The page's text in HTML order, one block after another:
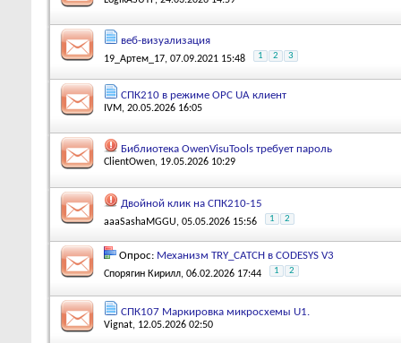
веб-визуализация
19_Артем_17, 07.09.2021 15:48 1 2 3
СПК210 в режиме OPC UA клиент
IVM, 20.05.2026 16:05
Библиотека OwenVisuTools требует пароль
ClientOwen, 19.05.2026 10:29
Двойной клик на СПК210-15
aaaSashaMGGU, 05.05.2026 15:56 1 2
Опрос: Механизм TRY_CATCH в CODESYS V3
Спорягин Кирилл, 06.02.2026 17:44 1 2
СПК107 Маркировка микросхемы U1.
Vignat, 12.05.2026 02:50